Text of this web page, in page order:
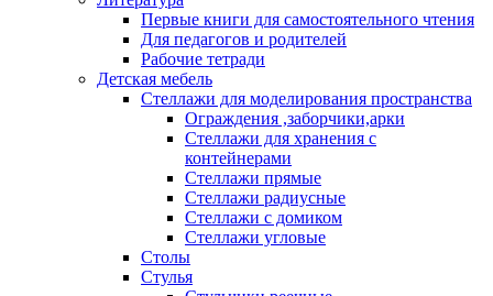
Первые книги для самостоятельного чтения
Для педагогов и родителей
Рабочие тетради
Детская мебель
Стеллажи для моделирования пространства
Ограждения ,заборчики,арки
Стеллажи для хранения с
контейнерами
Стеллажи прямые
Стеллажи радиусные
Стеллажи с домиком
Стеллажи угловые
Столы
Стулья